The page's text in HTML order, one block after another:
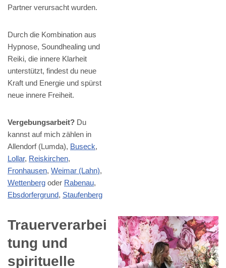
Partner verursacht wurden.
Durch die Kombination aus
Hypnose, Soundhealing und
Reiki, die innere Klarheit
unterstützt, findest du neue
Kraft und Energie und spürst
neue innere Freiheit.
Vergebungsarbeit? Du
kannst auf mich zählen in
Allendorf (Lumda), Buseck,
Lollar, Reiskirchen,
Fronhausen, Weimar (Lahn),
Wettenberg oder Rabenau,
Ebsdorfergrund, Staufenberg
Trauerverarbei
tung und
spirituelle